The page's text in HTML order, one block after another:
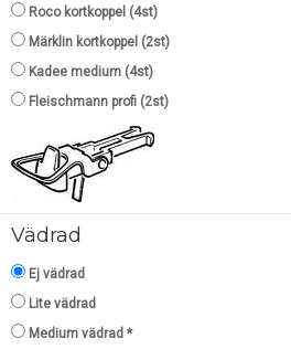
Roco kortkoppel (4st)
Märklin kortkoppel (2st)
Kadee medium (4st)
Fleischmann profi (2st)
Vädrad
Ej vädrad
Lite vädrad
Medium vädrad *